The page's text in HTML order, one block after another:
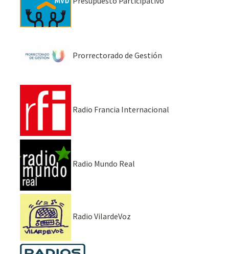
Prorrectorado de Gestión
Radio Francia Internacional
Radio Mundo Real
Radio VilardeVoz